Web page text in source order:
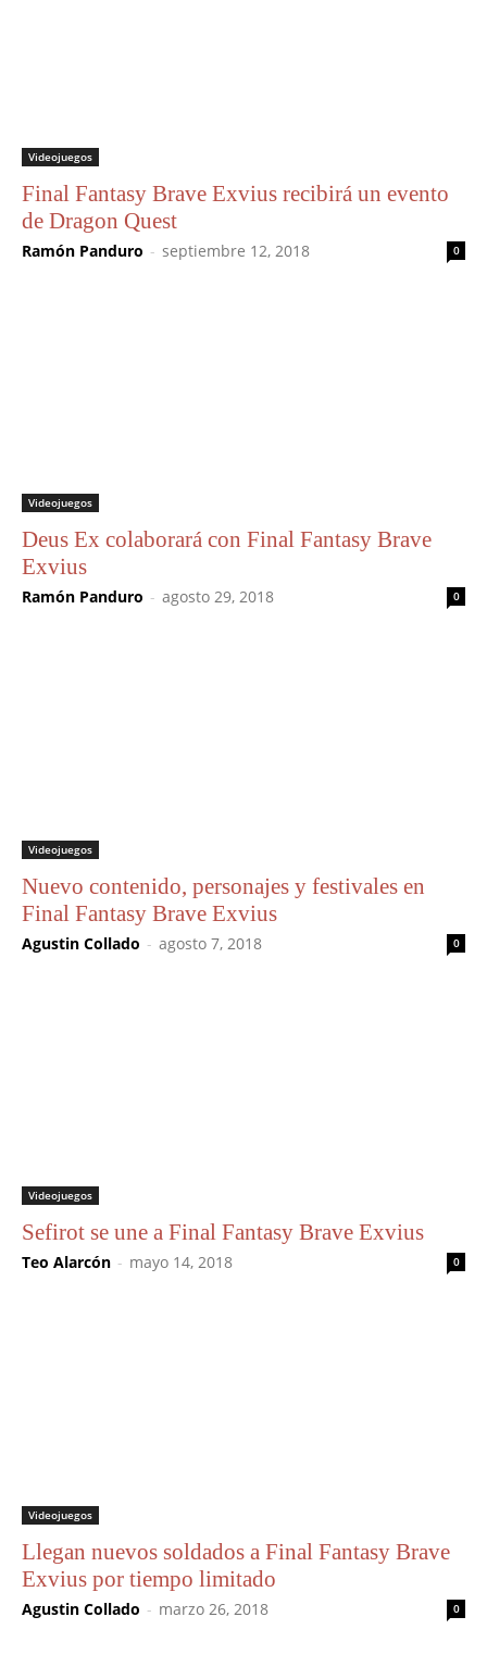
Videojuegos
Final Fantasy Brave Exvius recibirá un evento
de Dragon Quest
Ramón Panduro - septiembre 12, 2018 0
Videojuegos
Deus Ex colaborará con Final Fantasy Brave
Exvius
Ramón Panduro - agosto 29, 2018 0
Videojuegos
Nuevo contenido, personajes y festivales en
Final Fantasy Brave Exvius
Agustin Collado - agosto 7, 2018 0
Videojuegos
Sefirot se une a Final Fantasy Brave Exvius
Teo Alarcón - mayo 14, 2018 0
Videojuegos
Llegan nuevos soldados a Final Fantasy Brave
Exvius por tiempo limitado
Agustin Collado - marzo 26, 2018 0